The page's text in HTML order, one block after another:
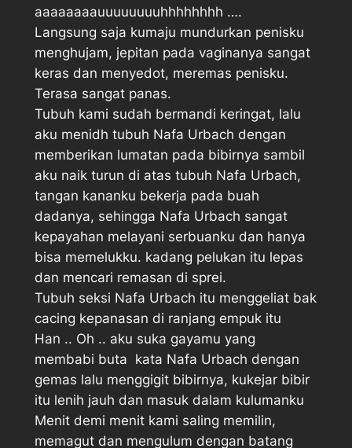
aaaaaaaauuuuuuuuhhhhhhhh …. 
Langsung saja kumaju mundurkan penisku
menghujam, jepitan pada vaginanya sangat
keras dan menyedot, meremas penisku.
Terasa sangat panas.
Tubuh kami sudah bermandi keringat, lalu
aku menidh tubuh Nafa Urbach dengan
memberikan lumatan pada bibirnya sambil
aku naik turun di atas tubuh Nafa Urbach,
tangan kananku bekerja pada buah
dadanya, sehingga Nafa Urbach sangat
kepayahan melayani serbuanku dan hanya
bisa memelukku. kadang pelukan itu lepas
dan mencari remasan di sprei.
Tubuh seksi Nafa Urbach itu menggeliat bak
cacing kepanasan di ranjang empuk itu
Han .. Oh .. aku suka gayamu yang
membabi buta  kata Nafa Urbach dengan
gemas lalu menggigit bibirnya, kukejar bibir
itu lenih jauh dan masuk dalam kulumanku
Menit demi menit kami saling memilin,
memagut dan mengulum dengan batang